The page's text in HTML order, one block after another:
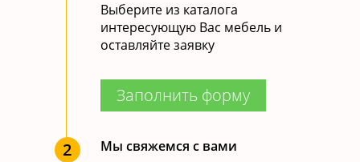
Выберите из каталога
интересующую Вас мебель и
оставляйте заявку
Заполнить форму
2
Мы свяжемся с вами